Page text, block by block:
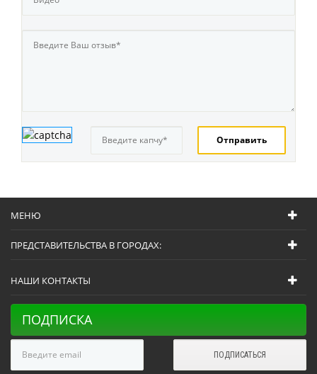
МЕНЮ
ПРЕДСТАВИТЕЛЬСТВА В ГОРОДАХ:
НАШИ КОНТАКТЫ
ПОДПИСКА